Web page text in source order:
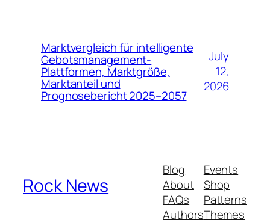
Marktvergleich für intelligente
Gebotsmanagement-
Plattformen, Marktgröße,
Marktanteil und
Prognosebericht 2025–2057
July
12,
2026
Rock News
Blog
About
FAQs
Authors
Events
Shop
Patterns
Themes